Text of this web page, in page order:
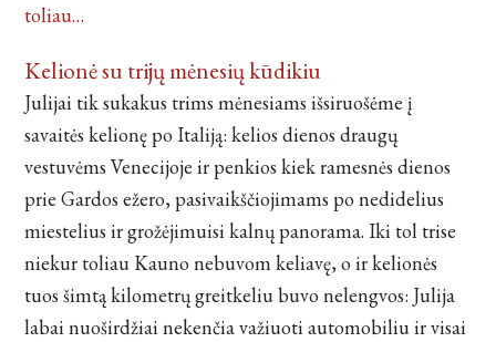
toliau…
Kelionė su trijų mėnesių kūdikiu
Julijai tik sukakus trims mėnesiams išsiruošėme į
savaitės kelionę po Italiją: kelios dienos draugų
vestuvėms Venecijoje ir penkios kiek ramesnės dienos
prie Gardos ežero, pasivaikščiojimams po nedidelius
miestelius ir grožėjimuisi kalnų panorama. Iki tol trise
niekur toliau Kauno nebuvom keliavę, o ir kelionės
tuos šimtą kilometrų greitkeliu buvo nelengvos: Julija
labai nuoširdžiai nekenčia važiuoti automobiliu ir visai